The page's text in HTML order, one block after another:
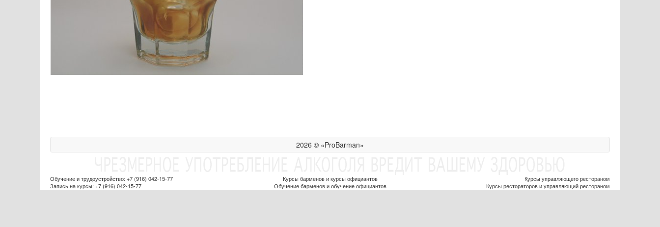
2026 © «ProBarman»
Обучение и трудоустройство: +7 (916) 042-15-77
Запись на курсы: +7 (916) 042-15-77
Курсы барменов и курсы официантов
Обучение барменов и обучение официантов
Курсы управляющего рестораном
Курсы рестораторов и управляющий рестораном